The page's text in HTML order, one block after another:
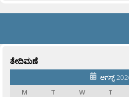
ತೇದಿಮಣೆ
ಆಗಸ್ಟ್
M
T W T